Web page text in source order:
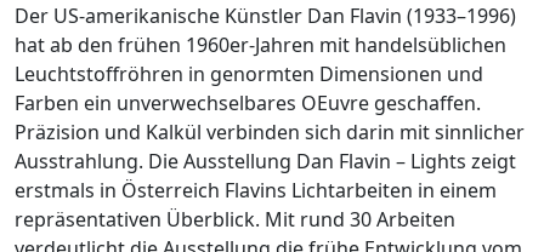
Der US-amerikanische Künstler Dan Flavin (1933–1996)
hat ab den frühen 1960er-Jahren mit handelsüblichen
Leuchtstoffröhren in genormten Dimensionen und
Farben ein unverwechselbares OEuvre geschaffen.
Präzision und Kalkül verbinden sich darin mit sinnlicher
Ausstrahlung. Die Ausstellung Dan Flavin – Lights zeigt
erstmals in Österreich Flavins Lichtarbeiten in einem
repräsentativen Überblick. Mit rund 30 Arbeiten